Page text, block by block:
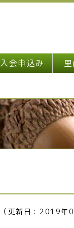
入会申込み
（更新日：2019年